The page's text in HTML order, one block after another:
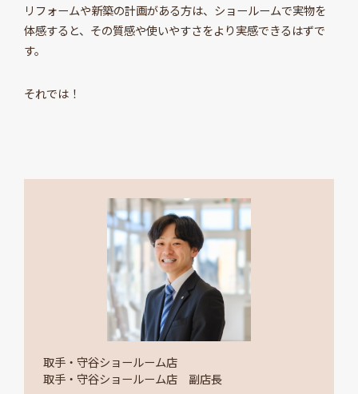
リフォームや新築の計画がある方は、ショールームで実物を
体感すると、その質感や使いやすさをより実感できるはずで
す。
それでは！
取手・守谷ショールーム店
取手・守谷ショールーム店 副店長